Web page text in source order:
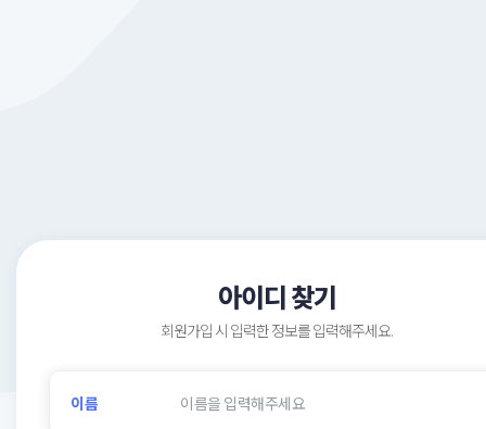
아이디 찾기
회원가입 시 입력한 정보를 입력해주세요.
이름